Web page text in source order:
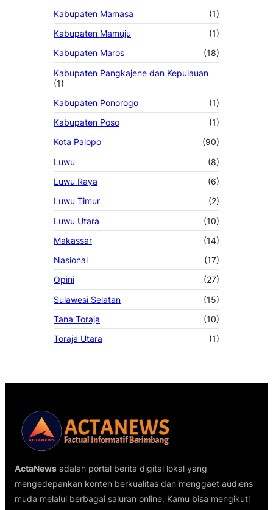
Kabupaten Mamasa
(1)
Kabupaten Mamuju
(1)
Kabupaten Maros
(18)
Kabupaten Pangkajene dan Kepulauan
(1)
Kabupaten Ponorogo
(1)
Kabupaten Poso
(1)
Kota Palopo
(90)
Luwu
(8)
Luwu Raya
(6)
Luwu Timur
(2)
Luwu Utara
(10)
Makassar
(14)
Nasional
(17)
Opini
(27)
Sulawesi Selatan
(15)
Tana Toraja
(10)
Toraja Utara
(1)
ActaNews adalah portal berita digital lokal yang
mengedepankan konten berkualitas dan menggaet audiens
muda melalui berbagai saluran online. Kamu bisa mengikuti